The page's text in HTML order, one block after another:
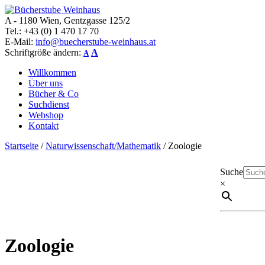
Bücherstube Weinhaus
Verkauf von seltenen antiquarischen und alten, teilweise noch
A - 1180 Wien, Gentzgasse 125/2
Tel.: +43 (0) 1 470 17 70
E-Mail: info@buecherstube-weinhaus.at
Schriftgröße ändern: A A
Willkommen
Über uns
Bücher & Co
Suchdienst
Webshop
Kontakt
Startseite /Naturwissenschaft/Mathematik / Zoologie
Suche
×
Zoologie